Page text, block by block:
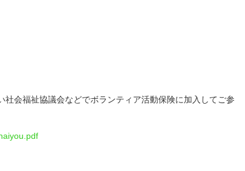
会福祉協議会などでボランティア活動保険に加入してご参